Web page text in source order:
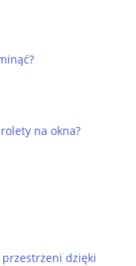
na okna?
dzięki